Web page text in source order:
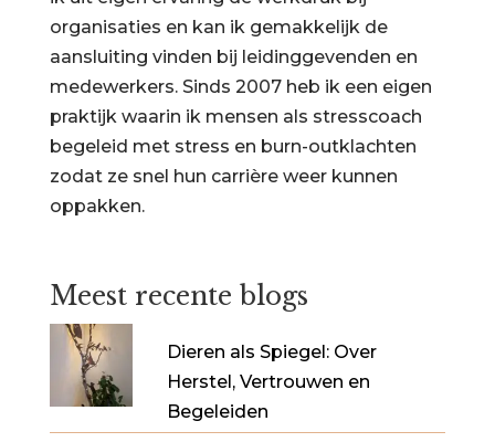
organisaties en kan ik gemakkelijk de
aansluiting vinden bij leidinggevenden en
medewerkers. Sinds 2007 heb ik een eigen
praktijk waarin ik mensen als stresscoach
begeleid met stress en burn-outklachten
zodat ze snel hun carrière weer kunnen
oppakken.
Meest recente blogs
Dieren als Spiegel: Over
Herstel, Vertrouwen en
Begeleiden